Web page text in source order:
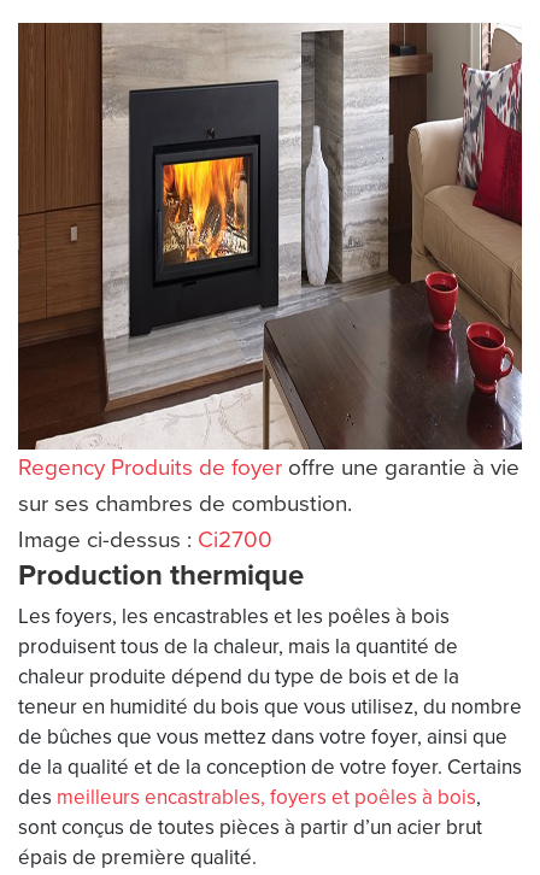
Regency Produits de foyer offre une garantie à vie
sur ses chambres de combustion.
Image ci-dessus : Ci2700
Production thermique
Les foyers, les encastrables et les poêles à bois
produisent tous de la chaleur, mais la quantité de
chaleur produite dépend du type de bois et de la
teneur en humidité du bois que vous utilisez, du nombre
de bûches que vous mettez dans votre foyer, ainsi que
de la qualité et de la conception de votre foyer. Certains
des meilleurs encastrables, foyers et poêles à bois,
sont conçus de toutes pièces à partir d’un acier brut
épais de première qualité.